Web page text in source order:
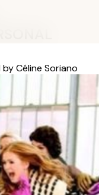
byCéline Soriano